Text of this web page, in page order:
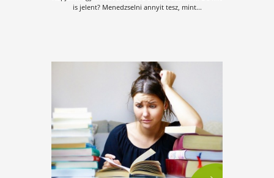
Főszerepben az anyagcserehormonok